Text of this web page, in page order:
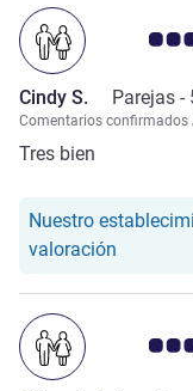
Nota de
Cindy S. Parejas -
Comentarios confirmados
Tres bien
Nuestro
valoración
Nota de